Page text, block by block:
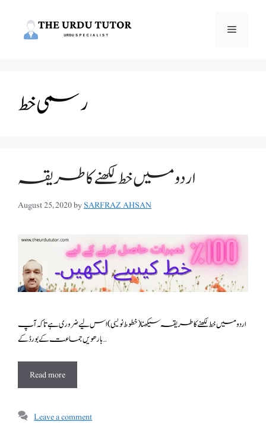
Menu
رسمی خط
اردو میں خط لکھنے کا طریقہ
August 25, 2020bySARFRAZ AHSAN
اردو میں خط لکھنے کا طریقہ سیکھنا(خطوط نویسی ) اس لیے ضروری ہے تاکہ آپ
بارھویں جماعت کے بورڈ کے …
Read more
Leave a comment